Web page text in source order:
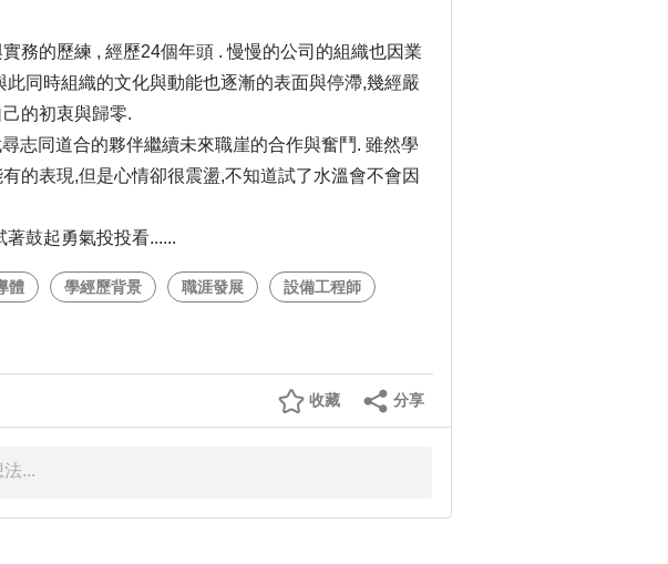
務的歷練 , 經歷24個年頭 . 慢慢的公司的組織也因業
同時組織的文化與動能也逐漸的表面與停滯,幾經嚴
的初衷與歸零.
志同道合的夥伴繼續未來職崖的合作與奮鬥. 雖然學
的表現,但是心情卻很震盪,不知道試了水溫會不會因
著鼓起勇氣投投看......
體 學經歷背景 職涯發展 設備工程師
分享
收藏